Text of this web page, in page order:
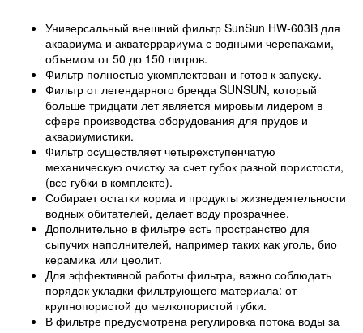
Универсальный внешний фильтр SunSun HW-603B для
аквариума и акватеррариума с водными черепахами,
объемом от 50 до 150 литров.
Фильтр полностью укомплектован и готов к запуску.
Фильтр от легендарного бренда SUNSUN, который
больше тридцати лет является мировым лидером в
сфере производства оборудования для прудов и
аквариумистики.
Фильтр осуществляет четырехступенчатую
механическую очистку за счет губок разной пористости,
(все губки в комплекте).
Собирает остатки корма и продукты жизнедеятельности
водных обитателей, делает воду прозрачнее.
Дополнительно в фильтре есть пространство для
сыпучих наполнителей, например таких как уголь, био
керамика или цеолит.
Для эффективной работы фильтра, важно соблюдать
порядок укладки фильтрующего материала: от
крупнопористой до мелкопористой губки.
В фильтре предусмотрена регулировка потока воды за